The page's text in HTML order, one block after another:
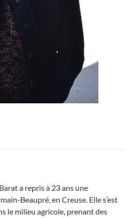
a repris à 23 ans une
Beaupré, en Creuse. Elle s’est
le milieu agricole, prenant des